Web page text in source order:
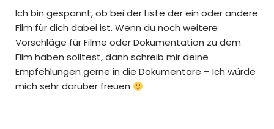
Ich bin gespannt, ob bei der Liste der ein oder andere
Film für dich dabei ist. Wenn du noch weitere
Vorschläge für Filme oder Dokumentation zu dem
Film haben solltest, dann schreib mir deine
Empfehlungen gerne in die Dokumentare – Ich würde
mich sehr darüber freuen